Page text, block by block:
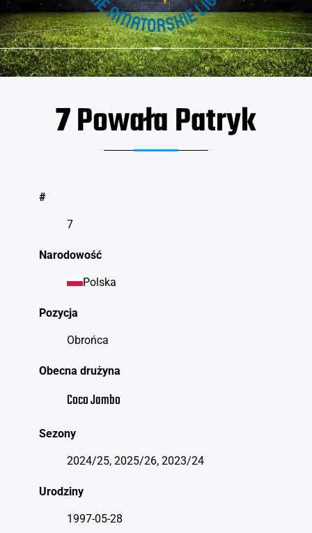
7Powała Patryk
#
7
Narodowość
Polska
Pozycja
Obrońca
Obecna drużyna
Coco Jambo
Sezony
2024/25, 2025/26, 2023/24
Urodziny
1997-05-28